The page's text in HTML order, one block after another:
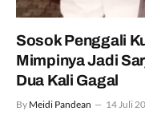
Sosok Penggali
Mimpinya Jadi
Dua Kali Gagal
By Meidi Pandean 14 Juli